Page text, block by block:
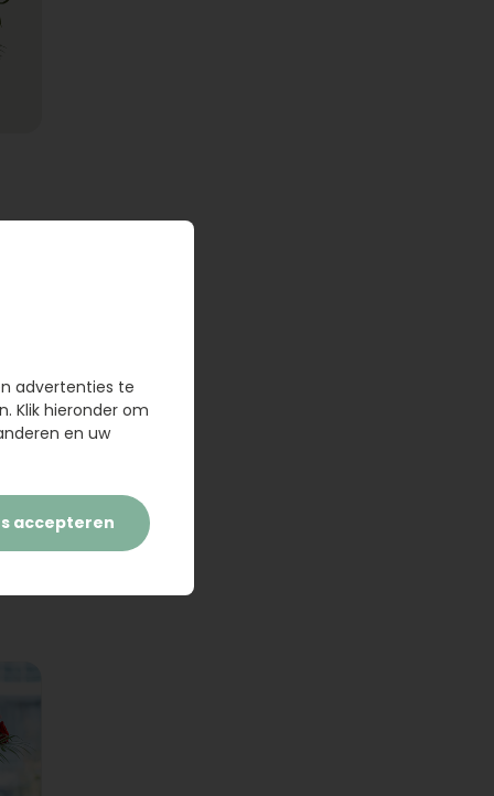
advertenties te
Klik hieronder om
en uw
accepteren